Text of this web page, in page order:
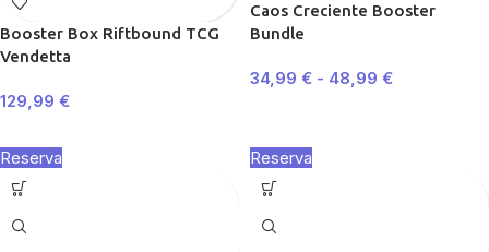
Booster Box Riftbound TCG
Vendetta
129,99 €
Caos Creciente Booster
Bundle
34,99 € - 48,99 €
Reserva Reserva